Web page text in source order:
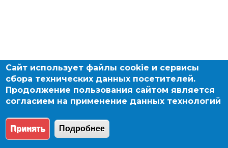
Сайт использует файлы cookie и сервисы
сбора технических данных посетителей.
Продолжение пользования сайтом является
согласием на применение данных технологий
Принять Подробнее